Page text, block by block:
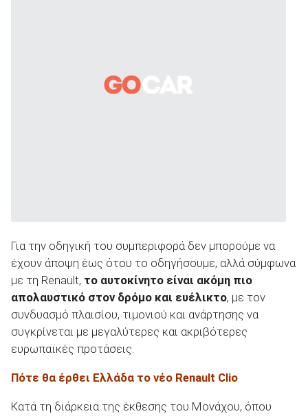
Για την οδηγική του συμπεριφορά δεν μπορούμε να
έχουν άποψη έως ότου το οδηγήσουμε, αλλά σύμφωνα
με τη Renault, το αυτοκίνητο είναι ακόμη πιο
απολαυστικό στον δρόμο και ευέλικτο, με τον
συνδυασμό πλαισίου, τιμονιού και ανάρτησης να
συγκρίνεται με μεγαλύτερες και ακριβότερες
ευρωπαϊκές προτάσεις.
Πότε θα έρθει Ελλάδα το νέο Renault Clio
Κατά τη διάρκεια της έκθεσης του Μονάχου, όπου